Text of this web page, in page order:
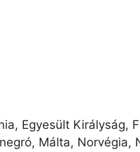
Egyesült Királyság,
Málta, Norvégia,